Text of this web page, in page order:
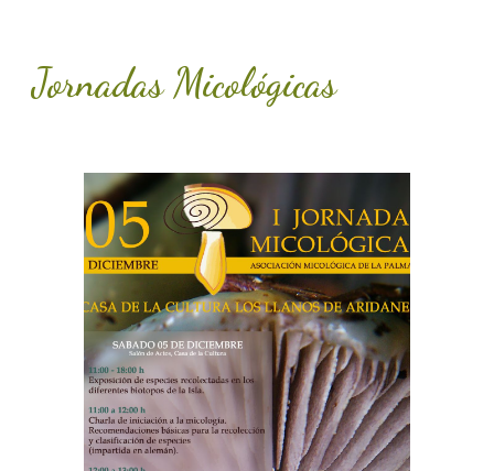
Jornadas Micológicas